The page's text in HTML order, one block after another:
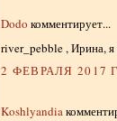
Dodo комментирует...
river_pebble , Ирина,
2 ФЕВРАЛЯ 2017
Koshlyandia